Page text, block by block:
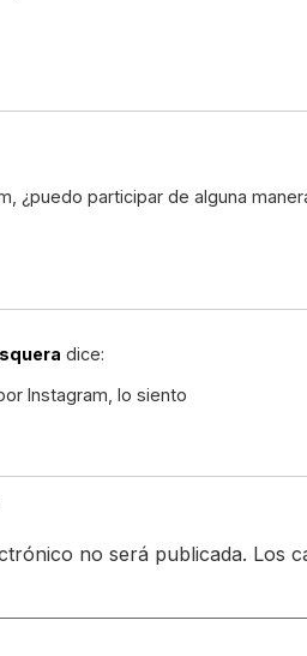
¿puedo participar de alguna
dice:
Instagram, lo siento
no será publicada. Los